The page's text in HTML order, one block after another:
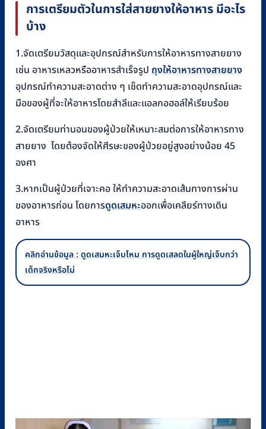
การเตรียมตัวในการใส่สายยางให้อาหาร มีอะไร
บ้าง
1.จัดเตรียมวัสดุและอุปกรณ์สำหรับการให้อาหารทางสายยาง
เช่น อาหารเหลวหรืออาหารสำเร็จรูป ถุงให้อาหารทางสายยาง
อุปกรณ์ทำความสะอาดต่าง ๆ เช็ดทำความสะอาดอุปกรณ์และ
มือของผู้ที่จะให้อาหารโดยสำลีและแอลกอฮอล์ให้เรียบร้อย
2.จัดเตรียมท่านอนของผู้ป่วยให้เหมาะสมต่อการให้อาหารทาง
สายยาง โดยต้องจัดให้ศีรษะของผู้ป่วยอยู่สูงอย่างน้อย 45
องศา
3.หากเป็นผู้ป่วยที่เจาะคอ ให้ทำความสะอาดเส้นทางการผ่าน
ของอาหารก่อน โดยการดูดเสมหะออกเพื่อเคลียร์ทางเดิน
อาหาร
คลิกอ่านข้อมูล : ดูดเสมหะเจ็บไหม การดูดเสลดในผู้ใหญ่เจ็บกว่า
เด็กจริงหรือไม่